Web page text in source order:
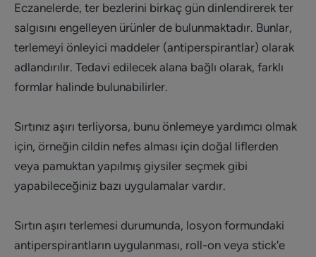
Eczanelerde, ter bezlerini birkaç gün dinlendirerek ter
salgısını engelleyen ürünler de bulunmaktadır. Bunlar,
terlemeyi önleyici maddeler (antiperspirantlar) olarak
adlandırılır. Tedavi edilecek alana bağlı olarak, farklı
formlar halinde bulunabilirler.
Sırtınız aşırı terliyorsa, bunu önlemeye yardımcı olmak
için, örneğin cildin nefes alması için doğal liflerden
veya pamuktan yapılmış giysiler seçmek gibi
yapabileceğiniz bazı uygulamalar vardır.
Sırtın aşırı terlemesi durumunda, losyon formundaki
antiperspirantların uygulanması, roll-on veya stick'e